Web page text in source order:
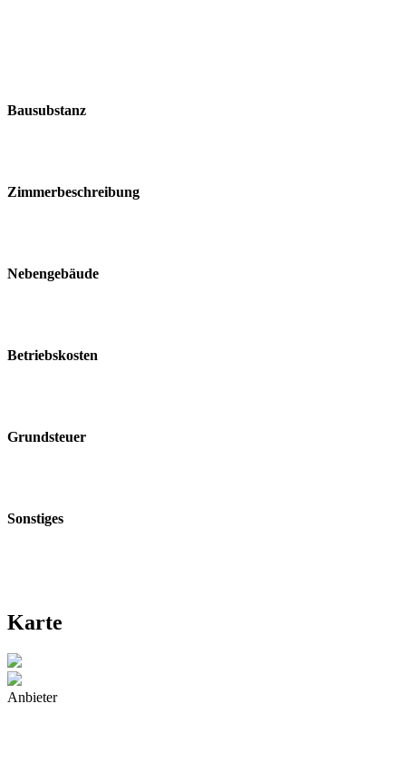
Bausubstanz
Zimmerbeschreibung
Nebengebäude
Betriebskosten
Grundsteuer
Sonstiges
Karte
Anbieter